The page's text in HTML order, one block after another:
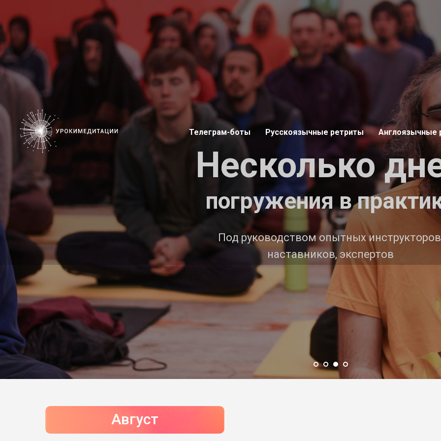
Телеграм-боты Русскоязычные ретриты Англоязычные
Несколько
погружения в
Под руководством опытных
наставников, экспертов
Август